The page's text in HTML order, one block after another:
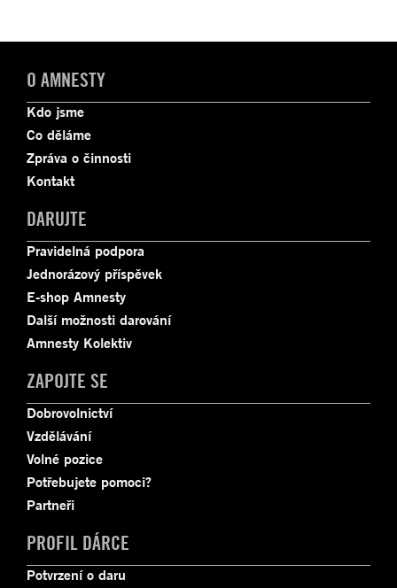
O AMNESTY
Kdo jsme
Co děláme
Zpráva o činnosti
Kontakt
DARUJTE
Pravidelná podpora
Jednorázový příspěvek
E-shop Amnesty
Další možnosti darování
Amnesty Kolektiv
ZAPOJTE SE
Dobrovolnictví
Vzdělávání
Volné pozice
Potřebujete pomoci?
Partneři
PROFIL DÁRCE
Potvrzení o daru